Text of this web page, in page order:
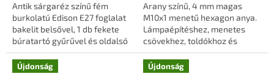
Antik sárgaréz színű fém
burkolatú Edison E27 foglalat
bakelit belsővel, 1 db fekete
búratartó gyűrűvel és oldalsó
csavaros kábelrögzítővel.
M10×1 menetes csővel
szerelve....
Arany színű, 4 mm magas
M10x1 menetű hexagon anya.
Lámpaépítéshez, menetes
csövekhez, toldókhoz és
rögzítőelemekhez.
Újdonság Újdonság